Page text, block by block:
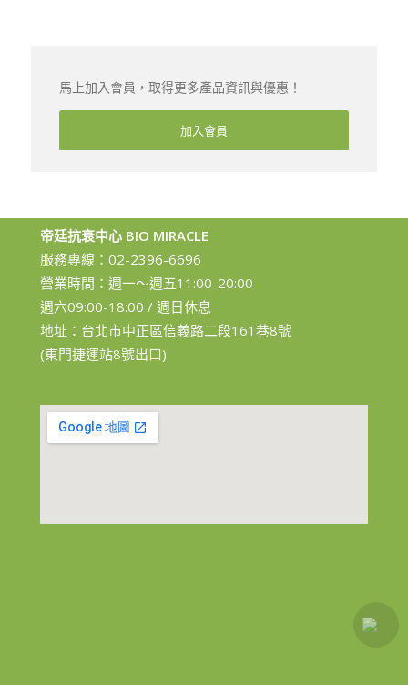
馬上加入會員，取得更多產品資訊與優惠！
加入會員
帝廷抗衰中心 BIO MIRACLE
服務專線： 02-2396-6696
營業時間：週一～週五11:00-20:00
週六09:00-18:00 / 週日休息
地址：台北市中正區信義路二段161巷8號
(東門捷運站8號出口)